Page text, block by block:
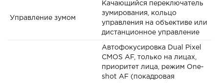
Управление зумом
Качающийся переключатель
зумирования, кольцо
управления на объективе или
дистанционное управление
Автофокусировка Dual Pixel
CMOS AF, только на лицах,
приоритет лица, режим One-
shot AF (покадровая